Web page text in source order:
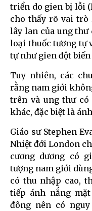
triển do gien bị lỗi
cho thấy rõ vai trò
lây lan của ung thư
loại thuốc tương tự
tự như gien đột biến
Tuy nhiên, các
rằng nam giới
trên và ung thư có
khác, đặc biệt là
Giáo sư Stephen
Nhiệt đới London
cương dương có
tượng nam giới
có thu nhập cao,
tiếp ánh nắng
đông nên có